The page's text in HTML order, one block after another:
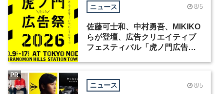
ニュース 8/5
佐藤可士和、中村勇吾、MIKIKO
らが登壇、広告クリエイティブ
フェスティバル「虎ノ門広告
ニュース 8/5
PR